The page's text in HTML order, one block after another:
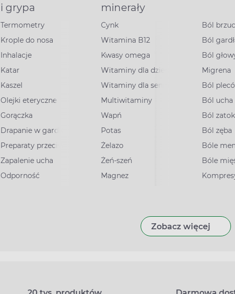
i grypa
Termometry
Krople do nosa
Inhalacje
Katar
Kaszel
Olejki eteryczne
Gorączka
Drapanie w gardle
Preparaty przeciwwirusowe
Zapalenie ucha
Odporność
minerały
Cynk
Witamina B12
Kwasy omega
Witaminy dla dzieci
Witaminy dla seniorów
Multiwitaminy
Wapń
Potas
Żelazo
Żeń-szeń
Magnez
Ból
Ból
Ból
Migrena
Ból
Ból ucha
Ból zatok
Ból zęba
Bóle
Bóle
Zobacz więcej